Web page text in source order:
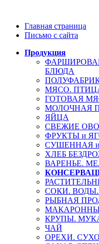
Главная страница
Письмо с сайта
Продукция
БЛЮДА
МЯСО.
ГОТОВАЯ
МОЛОЧНАЯ
ЯЙЦА
СВЕЖИЕ
ФРУКТЫ и
СУШЕННАЯ
ХЛЕБ
ВАРЕНЬЕ.
СОКИ.
РЫБНАЯ
КРУПЫ.
ЧАЙ
ОРЕХИ.